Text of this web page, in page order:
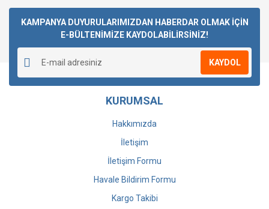
KAMPANYA DUYURULARIMIZDAN HABERDAR OLMAK İÇİN
E-BÜLTENİMİZE KAYDOLABİLİRSİNİZ!
KAYDOL
KURUMSAL
Hakkımızda
İletişim
İletişim Formu
Havale Bildirim Formu
Kargo Takibi